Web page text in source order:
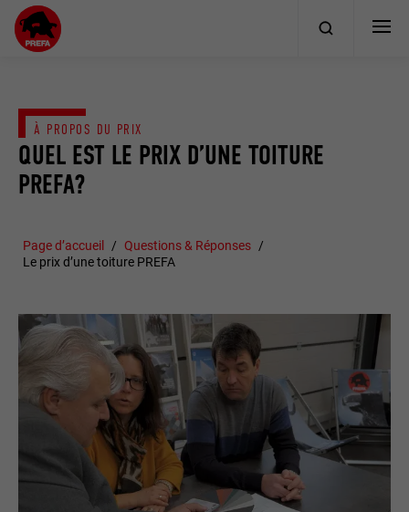
QUEL EST LE PRIX D’UNE TOITURE
PREFA?
À PROPOS DU PRIX
Page d’accueil
Questions & Réponses
Le prix d’une toiture PREFA